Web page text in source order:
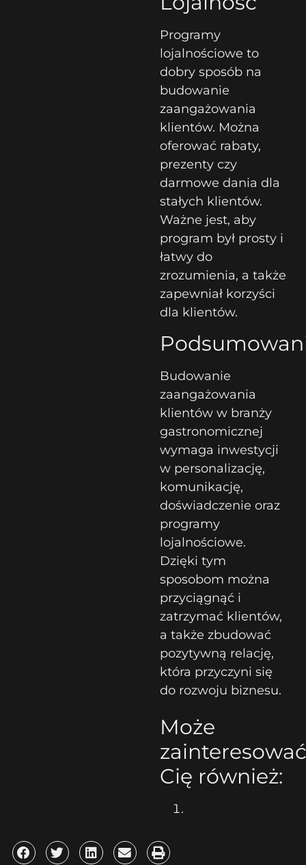
Programy
lojalnościowe to
dobry sposób na
budowanie
zaangażowania
klientów. Można
oferować rabaty,
prezenty czy
darmowe dania dla
stałych klientów.
Ważne jest, aby
program był prosty i
łatwy do
zrozumienia, a także
zapewniał korzyści
dla klientów.
Budowanie
zaangażowania
klientów w branży
gastronomicznej
wymaga inwestycji
w personalizację,
komunikację,
doświadczenie oraz
programy
lojalnościowe.
Dzięki tym
sposobom można
przyciągnąć i
zatrzymać klientów,
a także zbudować
pozytywną relację,
która przyczyni się
do rozwoju biznesu.
Może
zainteresować
Cię również: